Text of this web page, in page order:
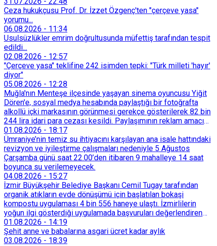
Ceza hukukçusu Prof. Dr. İzzet Özgenç'ten "çerçeve yasa"
yorumu...
06.08.2026 - 11:34
Usulsüzlükler emrim doğrultusunda müfettiş tarafından tespit
edildi...
02.08.2026 - 12:57
"Çerçeve yasa" teklifine 242 isimden tepki: "Türk milleti 'hayır'
diyor"
05.08.2026 - 12:28
Muğla'nın Menteşe ilçesinde yaşayan sinema oyuncusu Yiğit
Dören'e, sosyal medya hesabında paylaştığı bir fotoğrafta
alkollü içki markasının görünmesi gerekçe gösterilerek 82 bin
244 lira idari para cezası kesildi. Paylaşımının reklam amacı
taşımadığını savunan Dören, cezanın iptali için yargıya
başvurdu.
01.08.2026 - 18:17
Ümraniye’nin temiz su ihtiyacını karşılayan ana isale hattındaki
revizyon ve iyileştirme çalışmaları nedeniyle 5 Ağustos
Çarşamba günü saat 22.00’den itibaren 9 mahalleye 14 saat
boyunca su verilemeyecek.
04.08.2026 - 15:27
İzmir Büyükşehir Belediye Başkanı Cemil Tugay tarafından
organik atıkların evde dönüşümü için başlatılan bokaşi
kompostu uygulaması 4 bin 556 haneye ulaştı. İzmirlilerin
yoğun ilgi gösterdiği uygulamada başvuruları değerlendiren
Tarımsal Hizmetler Dairesi Başkanlığı, farklı ilçelerde toplam
128 bokaşi kompost eğitimi düzenleyerek İzmirlileri
sürdürülebilir atık yönetimi sistemine dahil etti.
01.08.2026 - 14:19
Şehit anne ve babalarına asgari ücret kadar aylık
03.08.2026 - 18:39